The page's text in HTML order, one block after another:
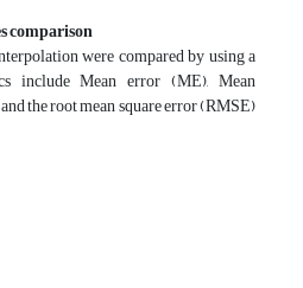
comparison
were compared by using a
include Mean error (ME), Mean
the root mean square error (RMSE)